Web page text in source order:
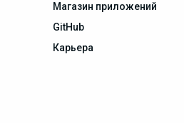
Магазин приложений
GitHub
Карьера